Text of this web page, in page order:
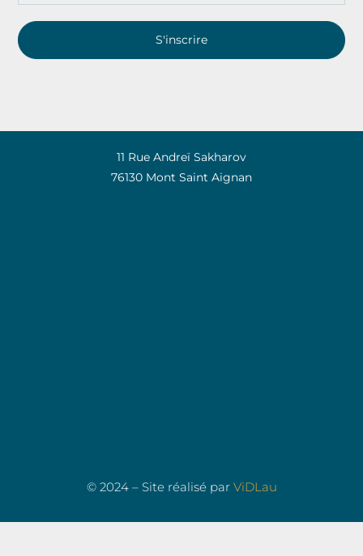
S'inscrire
11 Rue Andreï Sakharov
76130 Mont Saint Aignan
© 2024 – Site réalisé par ViDLau